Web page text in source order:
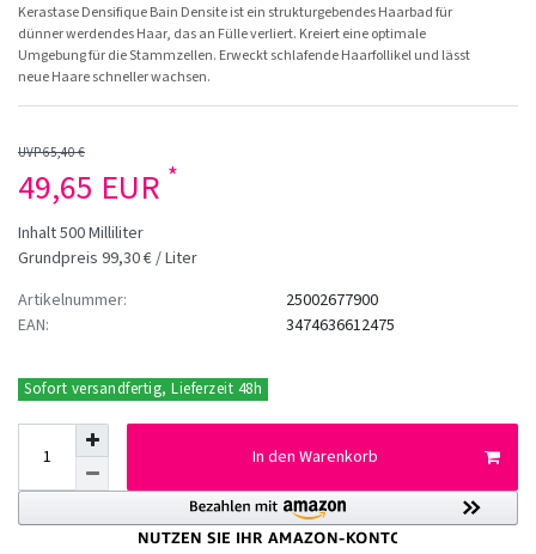
Kerastase Densifique Bain Densite ist ein strukturgebendes Haarbad für
dünner werdendes Haar, das an Fülle verliert. Kreiert eine optimale
Umgebung für die Stammzellen. Erweckt schlafende Haarfollikel und lässt
neue Haare schneller wachsen.
UVP 65,40 €
49,65 EUR *
Inhalt500Milliliter
Grundpreis 99,30 € / Liter
Artikelnummer:
EAN:
25002677900
3474636612475
Sofort versandfertig, Lieferzeit 48h
In den Warenkorb